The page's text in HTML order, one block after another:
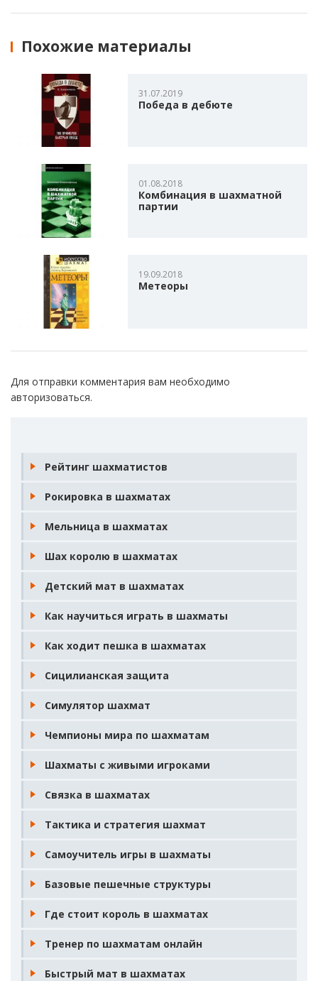
Похожие материалы
31.07.2019
Победа в дебюте
01.08.2018
Комбинация в шахматной
партии
19.09.2018
Метеоры
Для отправки комментария вам необходимо
авторизоваться.
Рейтинг шахматистов
Рокировка в шахматах
Мельница в шахматах
Шах королю в шахматах
Детский мат в шахматах
Как научиться играть в шахматы
Как ходит пешка в шахматах
Сицилианская защита
Симулятор шахмат
Чемпионы мира по шахматам
Шахматы с живыми игроками
Связка в шахматах
Тактика и стратегия шахмат
Самоучитель игры в шахматы
Базовые пешечные структуры
Где стоит король в шахматах
Тренер по шахматам онлайн
Быстрый мат в шахматах